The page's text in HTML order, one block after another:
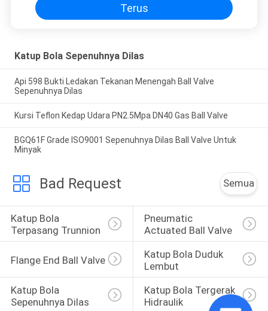
Terus
Katup Bola Sepenuhnya Dilas
Api 598 Bukti Ledakan Tekanan Menengah Ball Valve
Sepenuhnya Dilas
Kursi Teflon Kedap Udara PN2.5Mpa DN40 Gas Ball Valve
BGQ61F Grade ISO9001 Sepenuhnya Dilas Ball Valve Untuk
Minyak
Bad Request Semua
Katup Bola
Terpasang Trunnion
Pneumatic
Actuated Ball Valve
Flange End Ball Valve
Katup Bola Duduk
Lembut
Katup Bola
Sepenuhnya Dilas
Katup Bola Tergerak
Hidraulik